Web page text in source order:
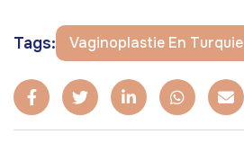
Tags: Vaginoplastie En Turquie